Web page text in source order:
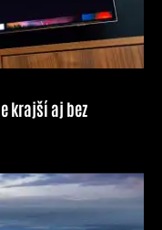
krajší aj bez